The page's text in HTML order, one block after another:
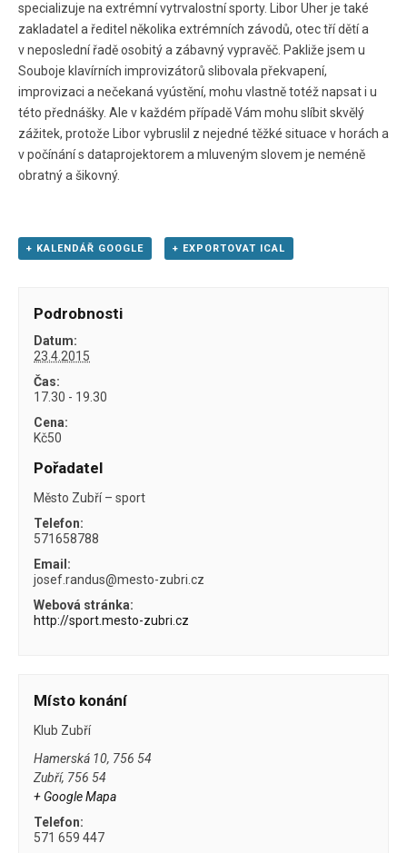
specializuje na extrémní vytrvalostní sporty. Libor Uher je také
zakladatel a ředitel několika extrémních závodů, otec tří dětí a
v neposlední řadě osobitý a zábavný vypravěč. Pakliže jsem u
Souboje klavírních improvizátorů slibovala překvapení,
improvizaci a nečekaná vyústění, mohu vlastně totéž napsat i u
této přednášky. Ale v každém případě Vám mohu slíbit skvělý
zážitek, protože Libor vybruslil z nejedné těžké situace v horách a
v počínání s dataprojektorem a mluveným slovem je neméně
obratný a šikovný.
+ KALENDÁŘ GOOGLE + EXPORTOVAT ICAL
Podrobnosti
Datum:
23.4.2015
Čas:
17.30 - 19.30
Cena:
Kč50
Pořadatel
Město Zubří – sport
Telefon:
571658788
Email:
josef.randus@mesto-zubri.cz
Webová stránka:
http://sport.mesto-zubri.cz
Místo konání
Klub Zubří
Hamerská 10, 756 54
Zubří, 756 54
+ Google Mapa
Telefon:
571 659 447